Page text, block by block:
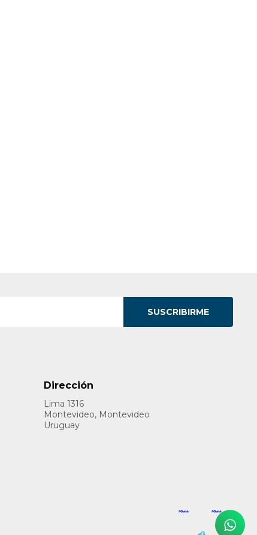
SUSCRIBIRME
Dirección
Lima 1316
Montevideo, Montevideo
Uruguay